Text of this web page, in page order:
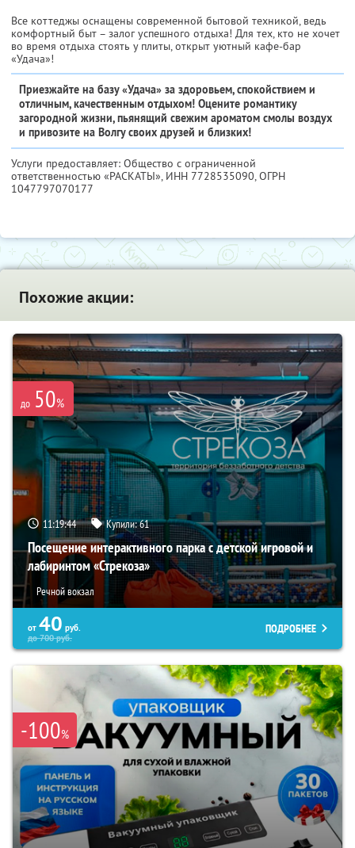
Все коттеджы оснащены современной бытовой техникой, ведь
комфортный быт – залог успешного отдыха! Для тех, кто не хочет
во время отдыха стоять у плиты, открыт уютный кафе-бар
«Удача»!
Приезжайте на базу «Удача» за здоровьем, спокойствием и
отличным, качественным отдыхом! Оцените романтику
загородной жизни, пьянящий свежим ароматом смолы воздух
и привозите на Волгу своих друзей и близких!
Услуги предоставляет: Общество с ограниченной
ответственностью «РАСКАТЫ», ИНН 7728535090, ОГРН
1047797070177
Похожие акции:
до 50%
11:19:43 Купили:61
Посещение интерактивного парка с детской игровой и
лабиринтом «Стрекоза»
Речной вокзал
от 40 руб.
до700руб.
ПОДРОБНЕЕ
-100%